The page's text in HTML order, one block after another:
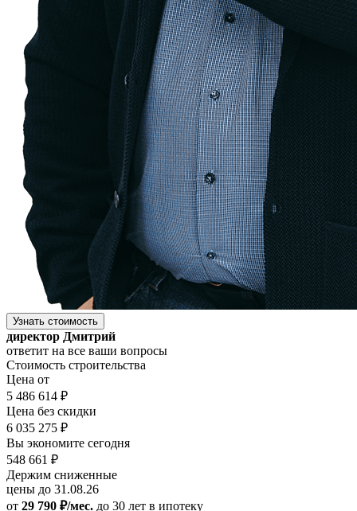
Узнать стоимость
директор Дмитрий
ответит на все ваши вопросы
Стоимость строительства
Цена от
5 486 614 ₽
Цена без скидки
6 035 275 ₽
Вы экономите сегодня
548 661 ₽
Держим сниженные
цены до 31.08.26
от 29 790 ₽/мес. до 30 лет в ипотеку